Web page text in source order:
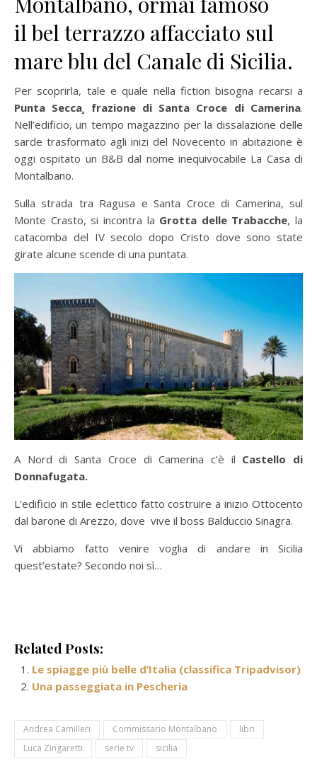
il bel terrazzo affacciato sul
mare blu del Canale di Sicilia.
Per scoprirla, tale e quale nella fiction bisogna recarsi a
Punta Secca¸ frazione di Santa Croce di Camerina.
Nell’edificio, un tempo magazzino per la dissalazione delle
sarde trasformato agli inizi del Novecento in abitazione è
oggi ospitato un B&B dal nome inequivocabile La Casa di
Montalbano.
Sulla strada tra Ragusa e Santa Croce di Camerina, sul
Monte Crasto, si incontra la Grotta delle Trabacche, la
catacomba del IV secolo dopo Cristo dove sono state
girate alcune scende di una puntata.
A Nord di Santa Croce di Camerina c’è il Castello di
Donnafugata.
L’edificio in stile eclettico fatto costruire a inizio Ottocento
dal barone di Arezzo, dove vive il boss Balduccio Sinagra.
Vi abbiamo fatto venire voglia di andare in Sicilia
quest’estate? Secondo noi sì…
Related Posts:
Le spiagge più belle d’Italia (classifica Tripadvisor)
Una passeggiata in Pescheria
Andrea Camilleri Commissario Montalbano
libri
Luca Zingaretti
serie tv sicilia